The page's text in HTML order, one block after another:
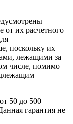
от их расчетного
поскольку их
лежащими за
числе, помимо
50 до 500
гарантия не